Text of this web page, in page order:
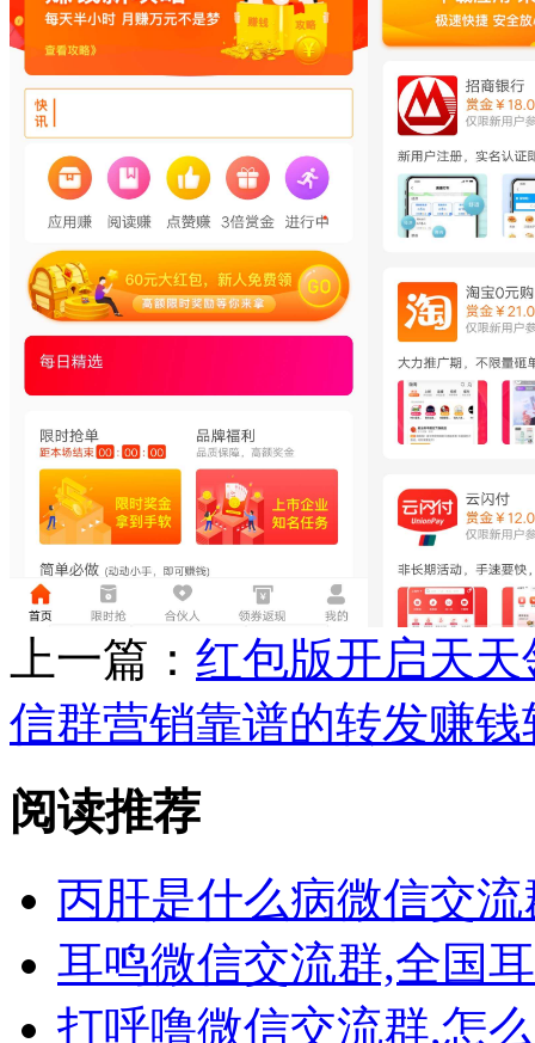
上一篇： 红包版开启天
信群营销靠谱的转发赚
阅读推荐
丙肝是什么病微信交
耳鸣微信交流群,全国
打呼噜微信交流群,怎